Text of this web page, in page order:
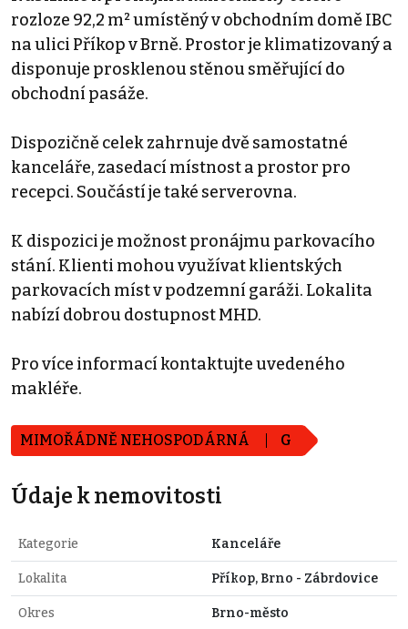
rozloze 92,2 m² umístěný v obchodním domě IBC
na ulici Příkop v Brně. Prostor je klimatizovaný a
disponuje prosklenou stěnou směřující do
obchodní pasáže.
Dispozičně celek zahrnuje dvě samostatné
kanceláře, zasedací místnost a prostor pro
recepci. Součástí je také serverovna.
K dispozici je možnost pronájmu parkovacího
stání. Klienti mohou využívat klientských
parkovacích míst v podzemní garáži. Lokalita
nabízí dobrou dostupnost MHD.
Pro více informací kontaktujte uvedeného
makléře.
MIMOŘÁDNĚ NEHOSPODÁRNÁ G
Údaje k nemovitosti
Kategorie Kanceláře
Lokalita Příkop, Brno - Zábrdovice
Okres Brno-město